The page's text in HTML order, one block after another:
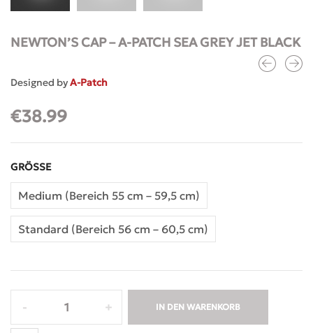
NEWTON’S CAP – A-PATCH SEA GREY JET BLACK
Designed byA-Patch
€38.99
GRÖSSE
Medium (Bereich 55 cm – 59,5 cm)
Standard (Bereich 56 cm – 60,5 cm)
IN DEN WARENKORB